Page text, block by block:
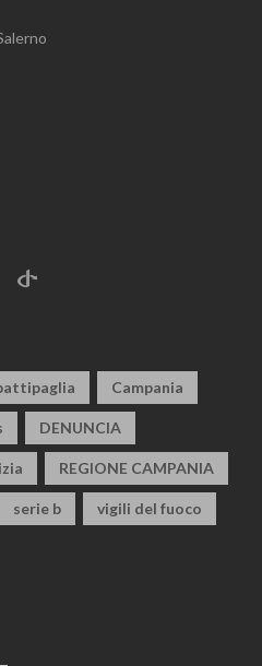
Campania
DENUNCIA
REGIONE CAMPANIA
serie b vigili del fuoco